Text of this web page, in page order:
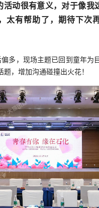
活动很有意义，对于像我
太有帮助了，期待下次
多，现场主题已回到童年为
，增加沟通碰撞出火花！